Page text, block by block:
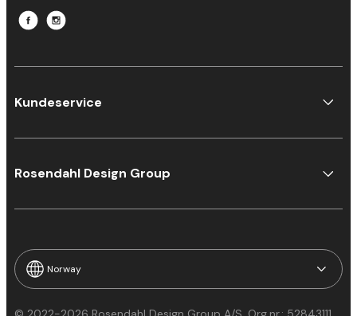
Kundeservice
Rosendahl Design Group
Norway